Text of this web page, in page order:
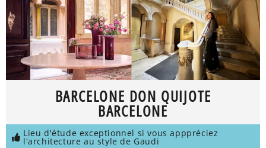
BARCELONE DON QUIJOTE
BARCELONE
Lieu d'étude exceptionnel si vous apppréciez
l'architecture au style de Gaudi